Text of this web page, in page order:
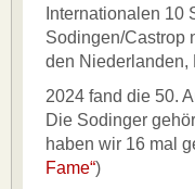
Internationalen 10
Sodingen/Castrop
den Niederlanden,
2024 fand die 50.
Die Sodinger
haben wir 16 mal
Fame“)